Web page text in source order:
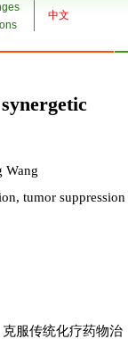
中文
Wang
tumor suppression
服传统化疗药物治